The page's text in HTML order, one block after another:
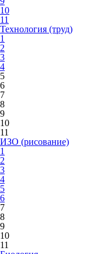
10
11
Технология (труд)
1
2
3
4
5
6
7
8
9
10
11
ИЗО (рисование)
1
2
3
4
5
6
7
8
9
10
11